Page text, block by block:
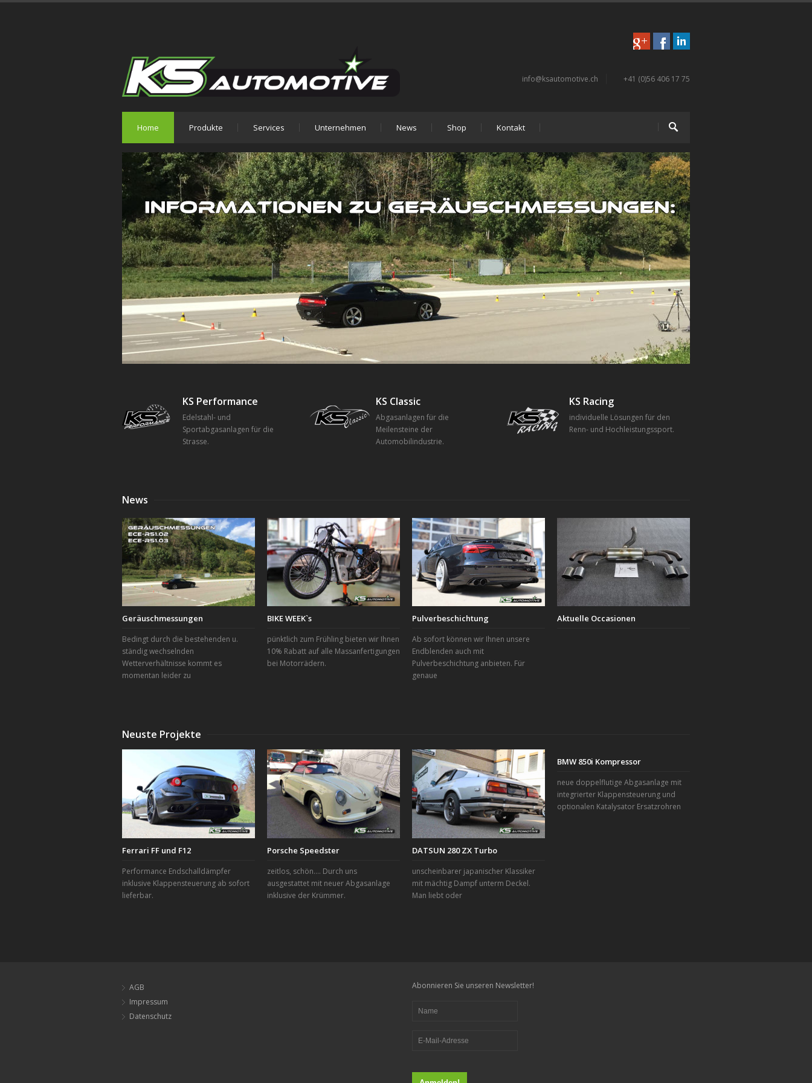
info@ksautomotive.ch +41 (0)56 406 17 75
Home Produkte Services Unternehmen News Shop Kontakt
KS Performance
Edelstahl- und
Sportabgasanlagen für die
Strasse.
KS Classic
Abgasanlagen für die
Meilensteine der
Automobilindustrie.
KS Racing
individuelle Lösungen für den
Renn- und Hochleistungssport.
News
Geräuschmessungen
Bedingt durch die bestehenden u.
ständig wechselnden
Wetterverhältnisse kommt es
momentan leider zu
BIKE WEEK`s
pünktlich zum Frühling bieten wir Ihnen
10% Rabatt auf alle Massanfertigungen
bei Motorrädern.
Pulverbeschichtung
Ab sofort können wir Ihnen unsere
Endblenden auch mit
Pulverbeschichtung anbieten. Für
genaue
Aktuelle Occasionen
Neuste Projekte
Ferrari FF und F12
Performance Endschalldämpfer
inklusive Klappensteuerung ab sofort
lieferbar.
Porsche Speedster
zeitlos, schön…. Durch uns
ausgestattet mit neuer Abgasanlage
inklusive der Krümmer.
DATSUN 280 ZX Turbo
unscheinbarer japanischer Klassiker
mit mächtig Dampf unterm Deckel.
Man liebt oder
BMW 850i Kompressor
neue doppelflutige Abgasanlage mit
integrierter Klappensteuerung und
optionalen Katalysator Ersatzrohren
AGB
Impressum
Datenschutz
Abonnieren Sie unseren Newsletter!